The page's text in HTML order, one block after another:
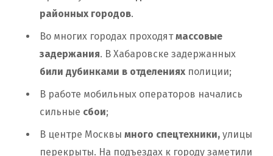
районных городов.
Во многих городах проходятмассовые
задержания. В Хабаровске задержанных
били дубинками в отделениях полиции;
В работе мобильных операторов начались
сильные сбои;
В центре Москвы много спецтехники, улицы
перекрыты. На подъездах к городу заметили